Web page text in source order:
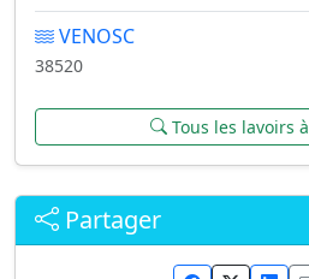
VENOSC
38520
Tous les lavoirs à
Partager